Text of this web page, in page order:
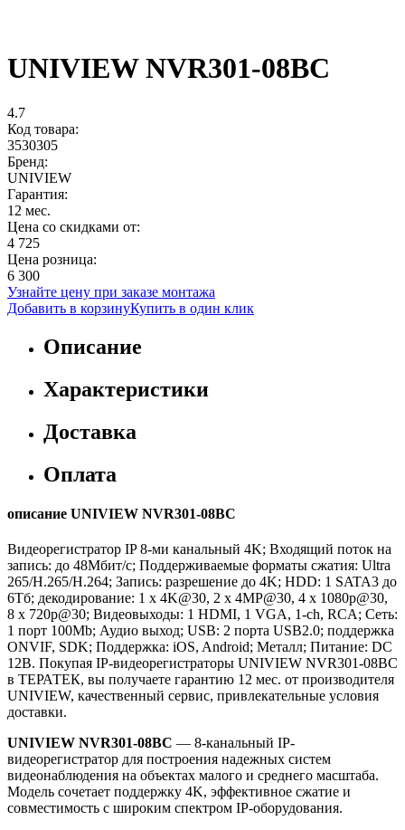
UNIVIEW NVR301-08BC
4.7
Код товара:
3530305
Бренд:
UNIVIEW
Гарантия:
12 мес.
Цена со скидками от:
4 725
Цена розница:
6 300
Узнайте цену при заказе монтажа
Добавить в корзинуКупить в один клик
Описание
Характеристики
Доставка
Оплата
описание UNIVIEW NVR301-08BC
Видеорегистратор IP 8-ми канальный 4K; Входящий поток на
запись: до 48Мбит/с; Поддерживаемые форматы сжатия: Ultra
265/H.265/H.264; Запись: разрешение до 4K; HDD: 1 SATA3 до
6Тб; декодирование: 1 x 4K@30, 2 x 4MP@30, 4 x 1080p@30,
8 x 720p@30; Видеовыходы: 1 HDMI, 1 VGA, 1-ch, RCA; Сеть:
1 порт 100Mb; Аудио выход; USB: 2 порта USB2.0; поддержка
ONVIF, SDK; Поддержка: iOS, Android; Металл; Питание: DC
12В. Покупая IP-видеорегистраторы UNIVIEW NVR301-08BC
в ТЕРАТЕК, вы получаете гарантию 12 мес. от производителя
UNIVIEW, качественный сервис, привлекательные условия
доставки.
UNIVIEW NVR301-08BC — 8-канальный IP-
видеорегистратор для построения надежных систем
видеонаблюдения на объектах малого и среднего масштаба.
Модель сочетает поддержку 4K, эффективное сжатие и
совместимость с широким спектром IP-оборудования.